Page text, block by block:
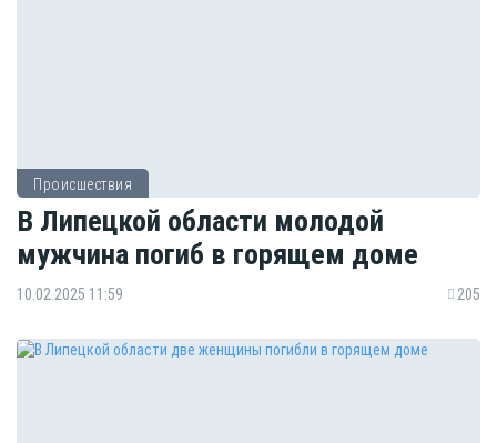
Происшествия
В Липецкой области молодой
мужчина погиб в горящем доме
10.02.2025 11:59 205